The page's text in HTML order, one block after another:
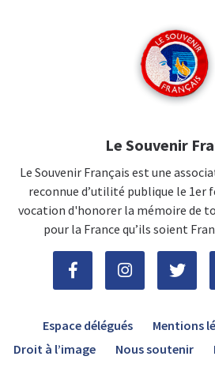
Le Souvenir
Le Souvenir Français est une
reconnue d’utilité publique le 1er
vocation d'honorer la mémoire de
pour la France qu’ils soient
Espace délégués Mentions
Droit à l’image
Nous soutenir